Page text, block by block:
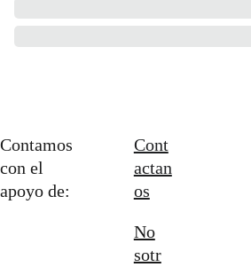
Cont
actan
os
Contamos
con el
apoyo de:
No
sotr